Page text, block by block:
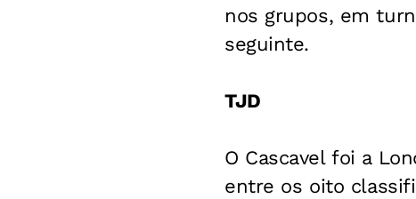
nos grupos, em
seguinte.
TJD
O Cascavel foi a
entre os oito